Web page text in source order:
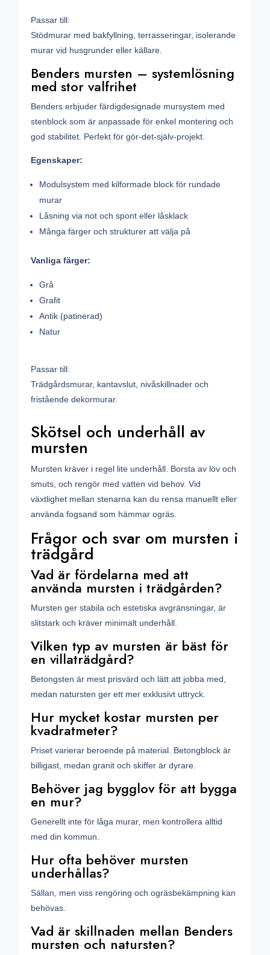
Passar till:
Stödmurar med bakfyllning, terrasseringar, isolerande
murar vid husgrunder eller källare.
Benders mursten – systemlösning
med stor valfrihet
Benders erbjuder färdigdesignade mursystem med
stenblock som är anpassade för enkel montering och
god stabilitet. Perfekt för gör-det-själv-projekt.
Egenskaper:
Modulsystem med kilformade block för rundade
murar
Låsning via not och spont eller låsklack
Många färger och strukturer att välja på
Vanliga färger:
Grå
Grafit
Antik (patinerad)
Natur
Passar till:
Trädgårdsmurar, kantavslut, nivåskillnader och
fristående dekormurar.
Skötsel och underhåll av
mursten
Mursten kräver i regel lite underhåll. Borsta av löv och
smuts, och rengör med vatten vid behov. Vid
växtlighet mellan stenarna kan du rensa manuellt eller
använda fogsand som hämmar ogräs.
Frågor och svar om mursten i
trädgård
Vad är fördelarna med att
använda mursten i trädgården?
Mursten ger stabila och estetiska avgränsningar, är
slitstark och kräver minimalt underhåll.
Vilken typ av mursten är bäst för
en villaträdgård?
Betongsten är mest prisvärd och lätt att jobba med,
medan natursten ger ett mer exklusivt uttryck.
Hur mycket kostar mursten per
kvadratmeter?
Priset varierar beroende på material. Betongblock är
billigast, medan granit och skiffer är dyrare.
Behöver jag bygglov för att bygga
en mur?
Generellt inte för låga murar, men kontrollera alltid
med din kommun.
Hur ofta behöver mursten
underhållas?
Sällan, men viss rengöring och ogräsbekämpning kan
behövas.
Vad är skillnaden mellan Benders
mursten och natursten?